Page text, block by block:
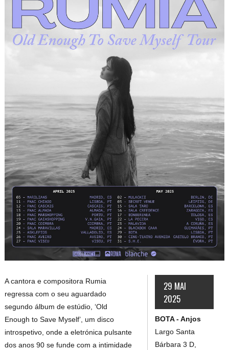
29 MAI
2025
BOTA - Anjos
Largo Santa
Bárbara 3 D,
A cantora e compositora Rumia
regressa com o seu aguardado
segundo álbum de estúdio, ‘Old
Enough to Save Myself’, um disco
introspetivo, onde a eletrónica pulsante
dos anos 90 se funde com a intimidade